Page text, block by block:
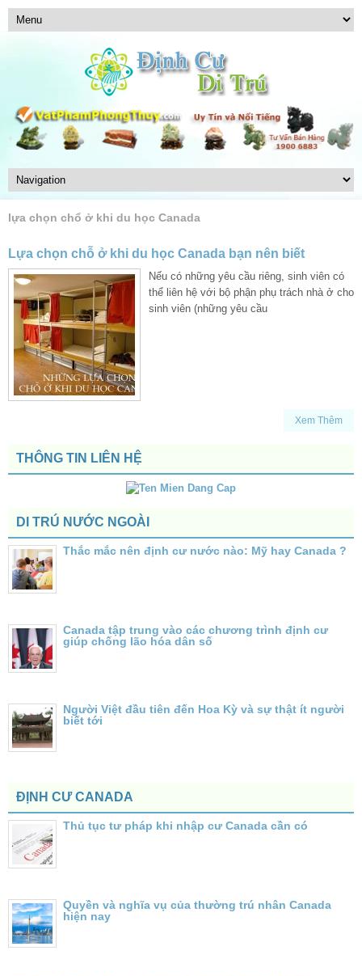
lựa chọn chổ ở khi du học Canada
Lựa chọn chỗ ở khi du học Canada bạn nên biết
Nếu có những yêu cầu riêng, sinh viên có
thể liên hệ với bộ phận phụ trách nhà ở cho
sinh viên (những yêu cầu
Xem Thêm
THÔNG TIN LIÊN HỆ
DI TRÚ NƯỚC NGOÀI
Thắc mắc nên định cư nước nào: Mỹ hay Canada ?
Canada tập trung vào các chương trình định cư
giúp chống lão hóa dân số
Người Việt đầu tiên đến Hoa Kỳ và sự thật ít người
biết tới
ĐỊNH CƯ CANADA
Thủ tục tư pháp khi nhập cư Canada cần có
Quyền và nghĩa vụ của thường trú nhân Canada
hiện nay